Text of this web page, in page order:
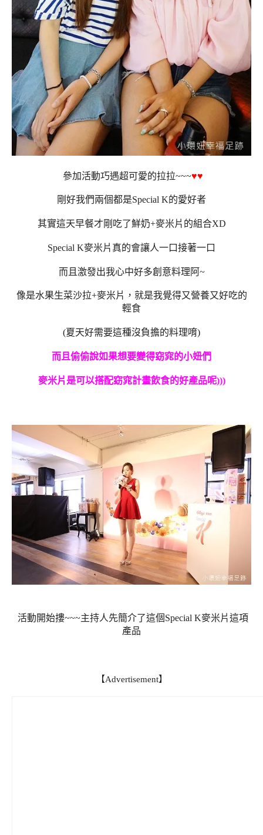
參加活動巧遇超可愛的拉拉~~~♥♥
剛好我們兩個都是Special K的愛好者
其實這天早餐才剛吃了鮮奶+麥米片的組合XD
Special K麥米片真的會讓人一口接著一口
而且激發出我心中好多創意料理阿~
像是水果生菜沙拉+麥米片，就是我覺得又營養又好吃的
輕食
(夏天好需要這種沒負擔的料理唷)
而且偷偷說如果想要變得窈窕的小妞們
麥米片是可以搭配窈窕計畫飲食的好產品呢)))
活動開始摟~~~主持人先簡介了這個Special K麥米片這項
產品
【Advertisement】